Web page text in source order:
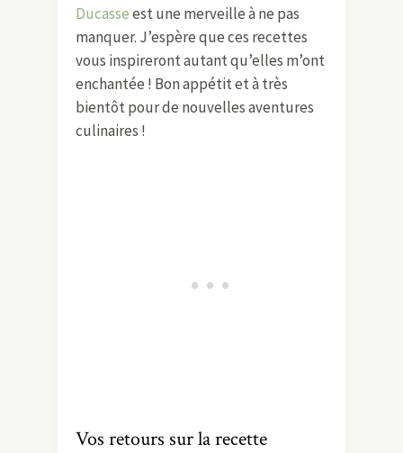
Ducasseest une merveille à ne pas
manquer. J’espère que ces recettes
vous inspireront autant qu’elles m’ont
enchantée ! Bon appétit et à très
bientôt pour de nouvelles aventures
culinaires !
Vos retours sur la recette